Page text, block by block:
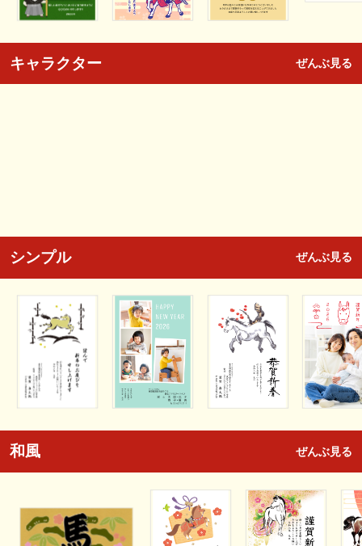
キャラクター ぜんぶ見る
シンプル ぜんぶ見る
和風 ぜんぶ見る